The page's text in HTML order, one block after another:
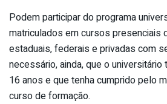
Podem participar do programa
matriculados em cursos presenciais
estaduais, federais e privadas com
necessário, ainda, que o universitário
16 anos e que tenha cumprido pelo
curso de formação.